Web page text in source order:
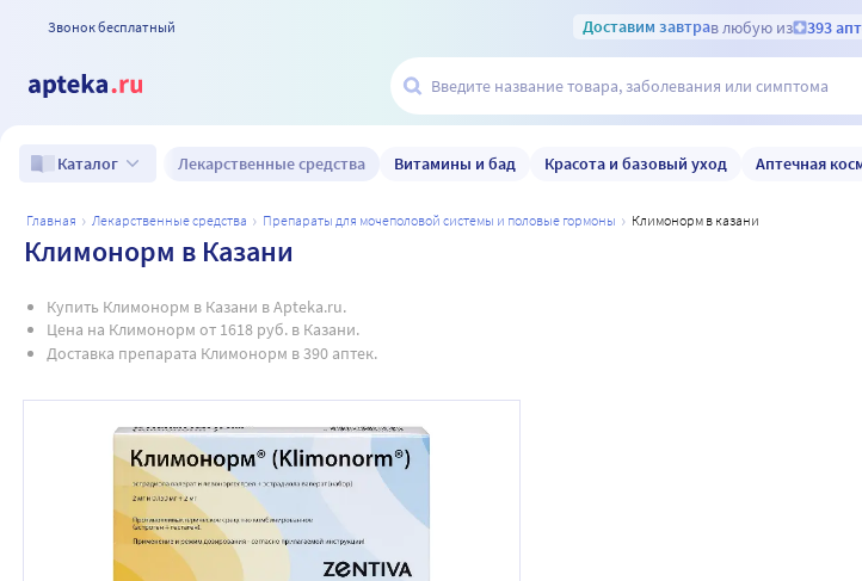
Звонок бесплатный Доставим завтрав любую из 393
Каталог Лекарственные средства Витамины и бад Красота и базовый уход Аптечная
главная лекарственные средства препараты для мочеполовой системы и половые гормоны климонорм в казани
Климонорм в Казани
Купить Климонорм в Казани в Apteka.ru.
Цена на Климонорм от 1618 руб. в Казани.
Доставка препарата Климонорм в 390 аптек.